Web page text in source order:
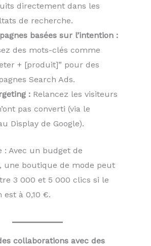
directement dans les
de recherche.
basées sur l’intention :
des mots-clés comme
+ [produit]” pour des
Search Ads.
: Relancez les visiteurs
pas converti (via le
Display de Google).
: Avec un budget de
une boutique de mode peut
3 000 et 5 000 clics si le
est à 0,10 €.
collaborations avec des